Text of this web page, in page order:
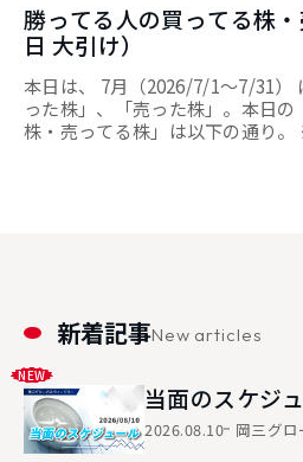
勝ってる人の買ってる株
日 大引け）
本日は、 7月（2026/7/1～7/31）
った株」、「売った株」。本日
株・売ってる株」は以下の通り
新着記事New articles
2026.08.10
当面のスケジ
岡三グ